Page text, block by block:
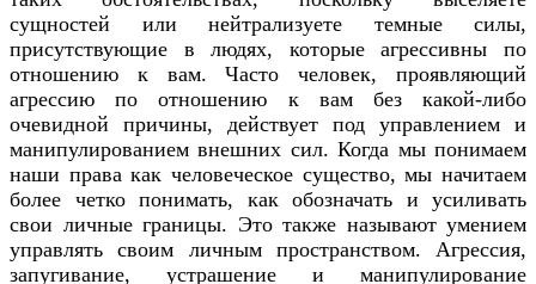
сущностей или нейтрализуете темные силы,
присутствующие в людях, которые агрессивны по
отношению к вам. Часто человек, проявляющий
агрессию по отношению к вам без какой-либо
очевидной причины, действует под управлением и
манипулированием внешних сил. Когда мы понимаем
наши права как человеческое существо, мы начитаем
более четко понимать, как обозначать и усиливать
свои личные границы. Это также называют умением
управлять своим личным пространством. Агрессия,
запугивание, устрашение и манипулирование